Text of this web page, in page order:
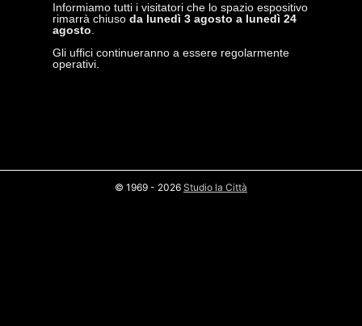
Informiamo tutti i visitatori che lo spazio espositivo
rimarrà chiuso da lunedì 3 agosto a lunedì 24
agosto
Gli uffici continueranno a essere regolarmente
operativi.
© 1969 - 2026 Studio la Città